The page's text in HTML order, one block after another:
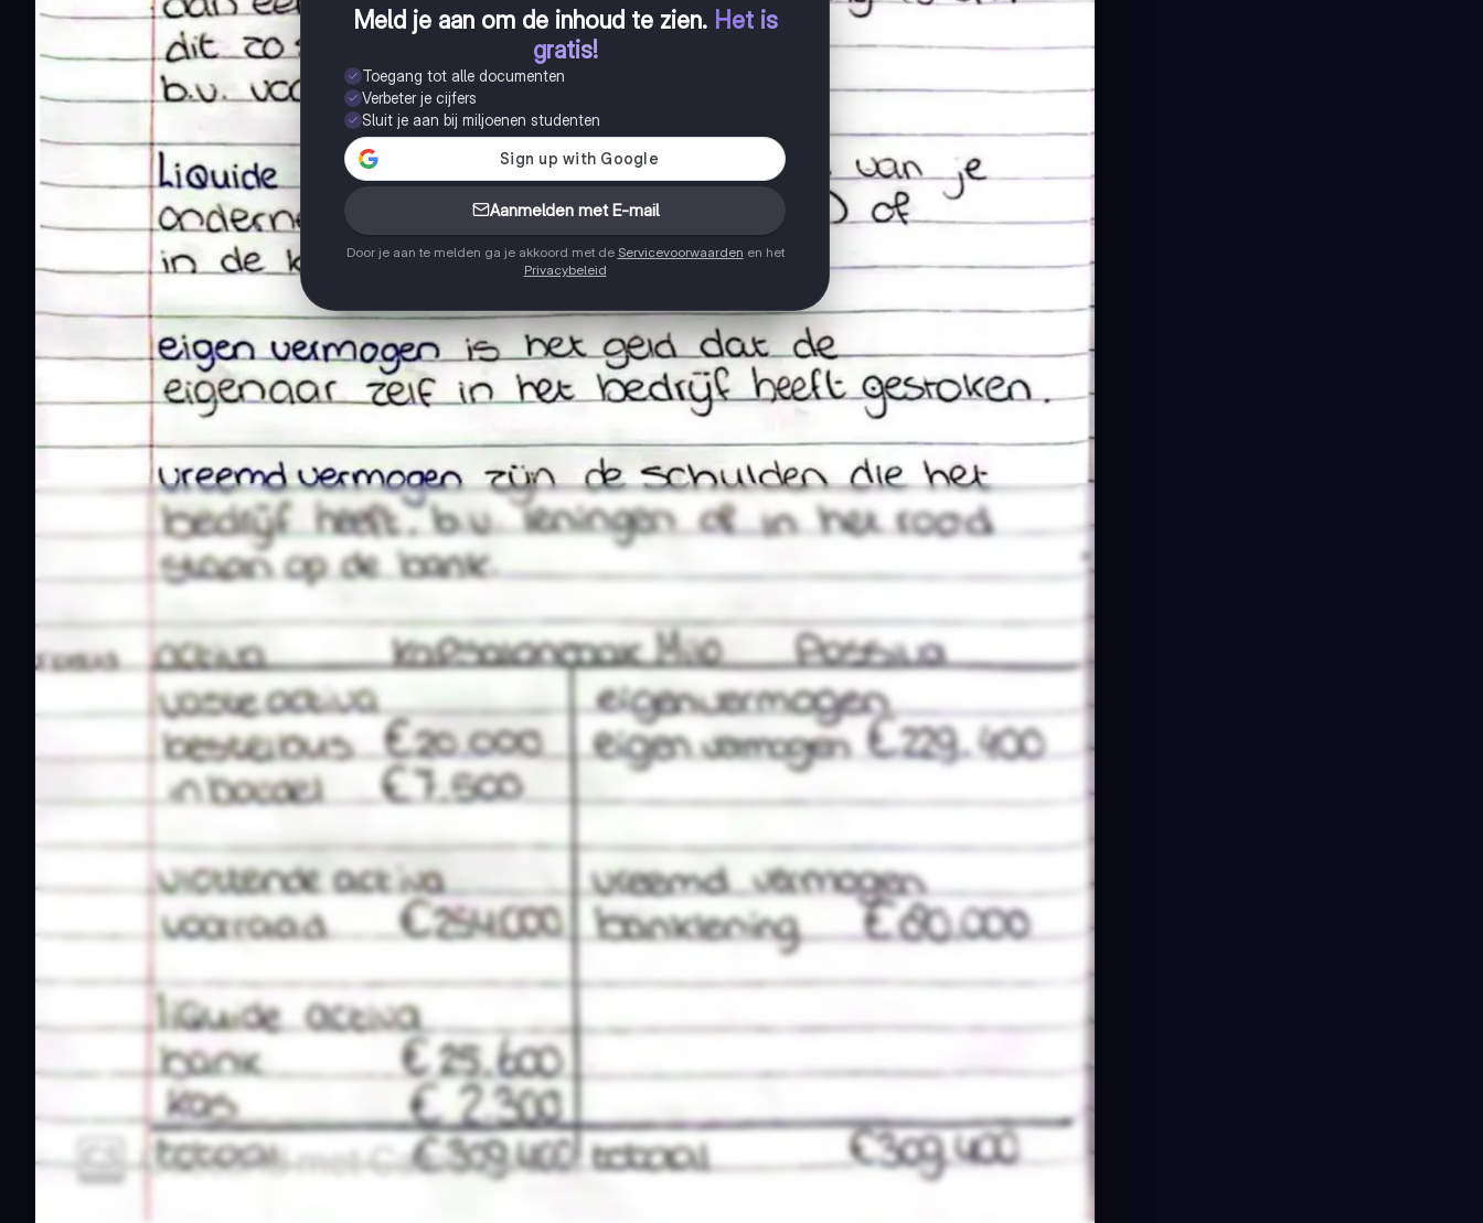
Meld je aan om de inhoud te zien. Het is
gratis!
Toegang tot alle documenten
Verbeter je cijfers
Sluit je aan bij miljoenen studenten
Aanmelden met E-mail
Door je aan te melden ga je akkoord met de Servicevoorwaarden en het
Privacybeleid